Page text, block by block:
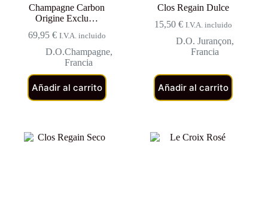
Champagne Carbon
Origine Exclu…
69,95 € I.V.A. incluido
D.O.Champagne,
Francia
Añadir al carrito
Clos Regain Dulce
15,50 € I.V.A. incluido
D.O. Jurançon,
Francia
Añadir al carrito